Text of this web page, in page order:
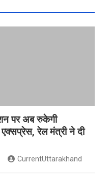
पर अब रुकेगी
रेल मंत्री ने दी
CurrentUttarakhand